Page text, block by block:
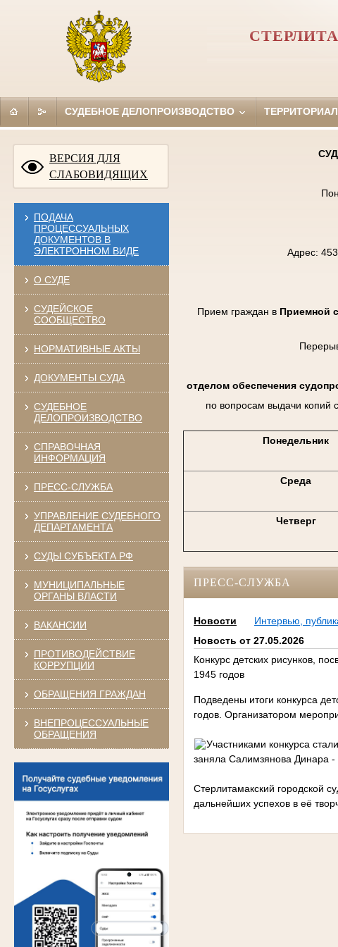
СУДЕБНОЕ ДЕЛОПРОИЗВОДСТВО
ВЕРСИЯ ДЛЯ
СЛАБОВИДЯЩИХ
ПОДАЧА
ПРОЦЕССУАЛЬНЫХ
ДОКУМЕНТОВ В
ЭЛЕКТРОННОМ ВИДЕ
О СУДЕ
СУДЕЙСКОЕ
СООБЩЕСТВО
НОРМАТИВНЫЕ АКТЫ
ДОКУМЕНТЫ СУДА
СУДЕБНОЕ
ДЕЛОПРОИЗВОДСТВО
СПРАВОЧНАЯ
ИНФОРМАЦИЯ
ПРЕСС-СЛУЖБА
УПРАВЛЕНИЕ СУДЕБНОГО
ДЕПАРТАМЕНТА
СУДЫ СУБЪЕКТА РФ
МУНИЦИПАЛЬНЫЕ
ОРГАНЫ ВЛАСТИ
ВАКАНСИИ
ПРОТИВОДЕЙСТВИЕ
КОРРУПЦИИ
ОБРАЩЕНИЯ ГРАЖДАН
ВНЕПРОЦЕССУАЛЬНЫЕ
ОБРАЩЕНИЯ
Адрес:
Прием граждан в Приемной
отделом обеспечения
по вопросам выдачи копий
Понедельник
Среда
Четверг
ПРЕСС-СЛУЖБА
Новости Интервью,
Новость от 27.05.2026
Конкурс детских рисунков,
1945 годов
Подведены итоги конкурса
годов. Организатором
Участниками конкурса
заняла Салимзянова Динара
Стерлитамакский городской
дальнейших успехов в её